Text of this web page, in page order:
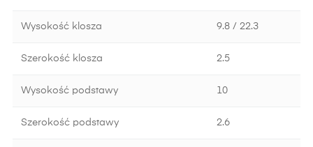
Wysokość klosza 9.8 / 22.3
Szerokość klosza 2.5
Wysokość podstawy 10
Szerokość podstawy 2.6